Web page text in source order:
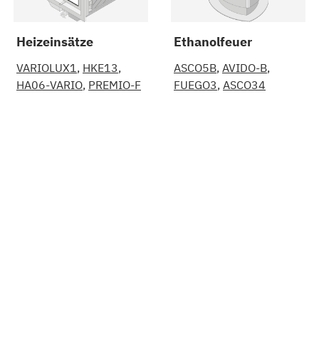
Heizeinsätze
VARIOLUX1 HKE13
HA06-VARIO PREMIO-F
Ethanolfeuer
ASCO5B AVIDO-B
FUEGO3 ASCO34